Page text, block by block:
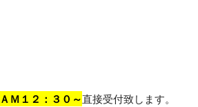
ＡＭ１２：３０～直接受付致します。